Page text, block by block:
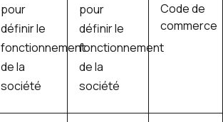
pour
définir le
fonctionnement
de la
société
pour
définir le
fonctionnement
de la
société
Code de
commerce